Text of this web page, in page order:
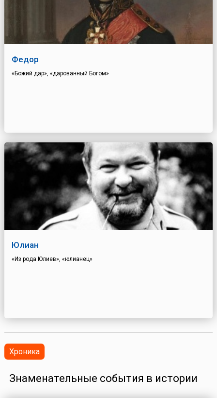
Федор
«Божий дар», «дарованный Богом»
Юлиан
«Из рода Юлиев», «юлианец»
Хроника
Знаменательные события в истории